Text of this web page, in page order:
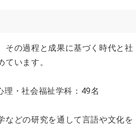
その過程と成果に基づく時代と社
います。
理・社会福祉学科：49名
などの研究を通して言語や文化を